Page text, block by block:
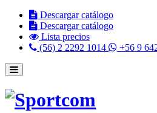
Descargar catálogo
Descargar catálogo
Lista precios
(56) 2 2292 1014
+56 9